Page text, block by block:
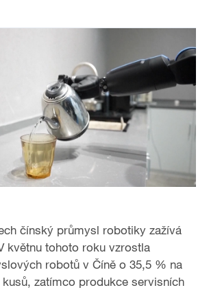
čínský průmysl robotiky zažívá
květnu tohoto roku vzrostla
robotů v Číně o 35,5 % na
zatímco produkce servisních